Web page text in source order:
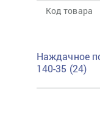
Код товара
Наждачное
140-35 (24)